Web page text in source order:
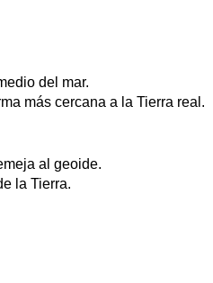
del mar.
más cercana a la Tierra real.
al geoide.
la Tierra.